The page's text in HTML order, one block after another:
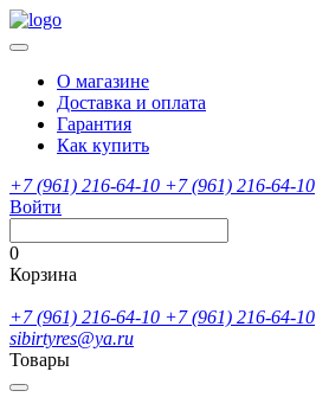
О магазине
Доставка и оплата
Гарантия
Как купить
+7 (961) 216-64-10 +7 (961) 216-64-10
Войти
0
Корзина
+7 (961) 216-64-10 +7 (961) 216-64-10
sibirtyres@ya.ru
Товары